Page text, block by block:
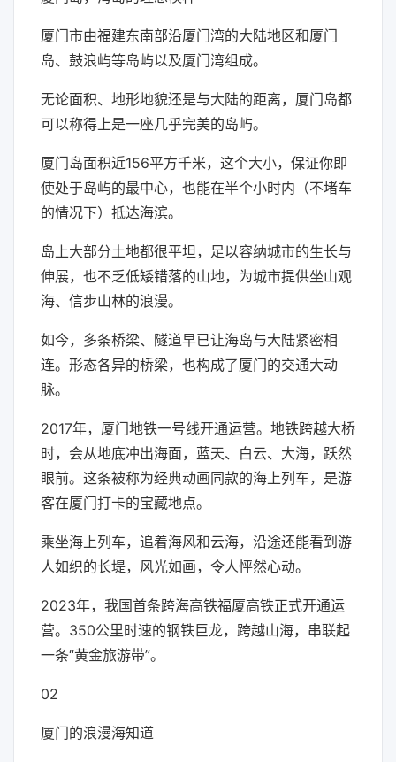
厦门市由福建东南部沿厦门湾的大陆地区和厦门
岛、鼓浪屿等岛屿以及厦门湾组成。
无论面积、地形地貌还是与大陆的距离，厦门岛都
可以称得上是一座几乎完美的岛屿。
厦门岛面积近156平方千米，这个大小，保证你即
使处于岛屿的最中心，也能在半个小时内（不堵车
的情况下）抵达海滨。
岛上大部分土地都很平坦，足以容纳城市的生长与
伸展，也不乏低矮错落的山地，为城市提供坐山观
海、信步山林的浪漫。
如今，多条桥梁、隧道早已让海岛与大陆紧密相
连。形态各异的桥梁，也构成了厦门的交通大动
脉。
2017年，厦门地铁一号线开通运营。地铁跨越大桥
时，会从地底冲出海面，蓝天、白云、大海，跃然
眼前。这条被称为经典动画同款的海上列车，是游
客在厦门打卡的宝藏地点。
乘坐海上列车，追着海风和云海，沿途还能看到游
人如织的长堤，风光如画，令人怦然心动。
2023年，我国首条跨海高铁福厦高铁正式开通运
营。350公里时速的钢铁巨龙，跨越山海，串联起
一条“黄金旅游带”。
02
厦门的浪漫海知道